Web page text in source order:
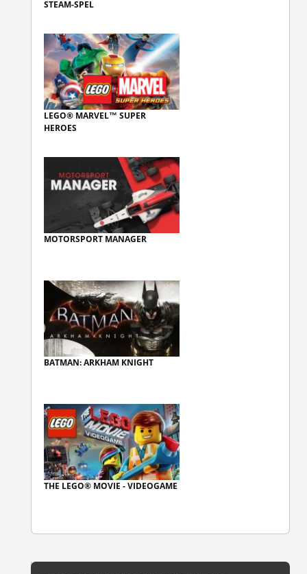
STEAM-SPEL
LEGO® MARVEL™ SUPER
HEROES
MOTORSPORT MANAGER
BATMAN: ARKHAM KNIGHT
THE LEGO® MOVIE - VIDEOGAME